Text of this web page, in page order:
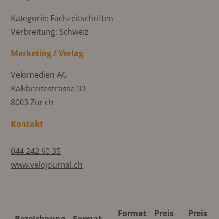
Kategorie: Fachzeitschriften
Verbreitung: Schweiz
Marketing / Verlag
Velomedien AG
Kalkbreitestrasse 33
8003 Zürich
Kontakt
044 242 60 35
www.velojournal.ch
Format
Preis
Preis 4C